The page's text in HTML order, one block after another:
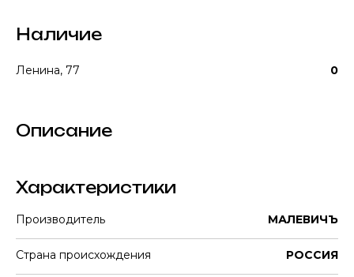
Наличие
Ленина, 77 0
Описание
Характеристики
Производитель МАЛЕВИЧЪ
Страна происхождения РОССИЯ